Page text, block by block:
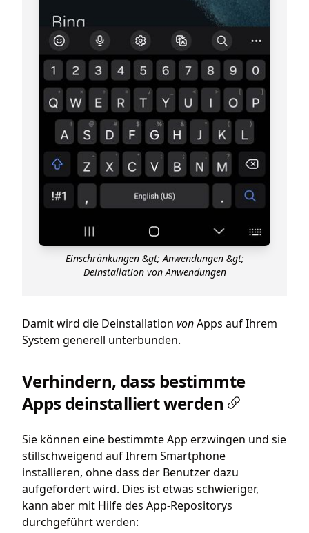
Einschränkungen &gt; Anwendungen &gt;
Deinstallation von Anwendungen
Damit wird die Deinstallation vonApps auf Ihrem
System generell unterbunden.
Verhindern, dass bestimmte
Apps deinstalliert werden
Sie können eine bestimmte App erzwingen und sie
stillschweigend auf Ihrem Smartphone
installieren, ohne dass der Benutzer dazu
aufgefordert wird. Dies ist etwas schwieriger,
kann aber mit Hilfe des App-Repositorys
durchgeführt werden: